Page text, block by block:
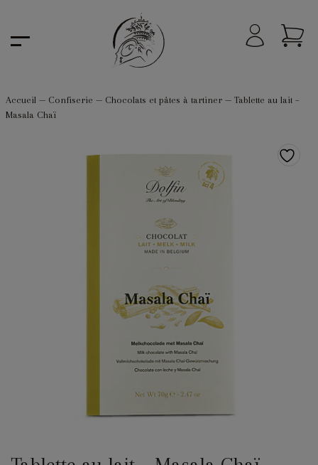
Accueil— Confiserie — Chocolats et pâtes à tartiner— Tablette au lait –
Masala Chaï